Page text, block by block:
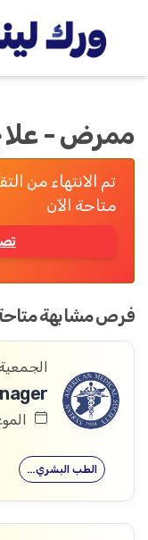
ممرض - علا
تم الانتهاء من
متاحة الآن
فرص مشابهة
الموعد
الطب البشري…